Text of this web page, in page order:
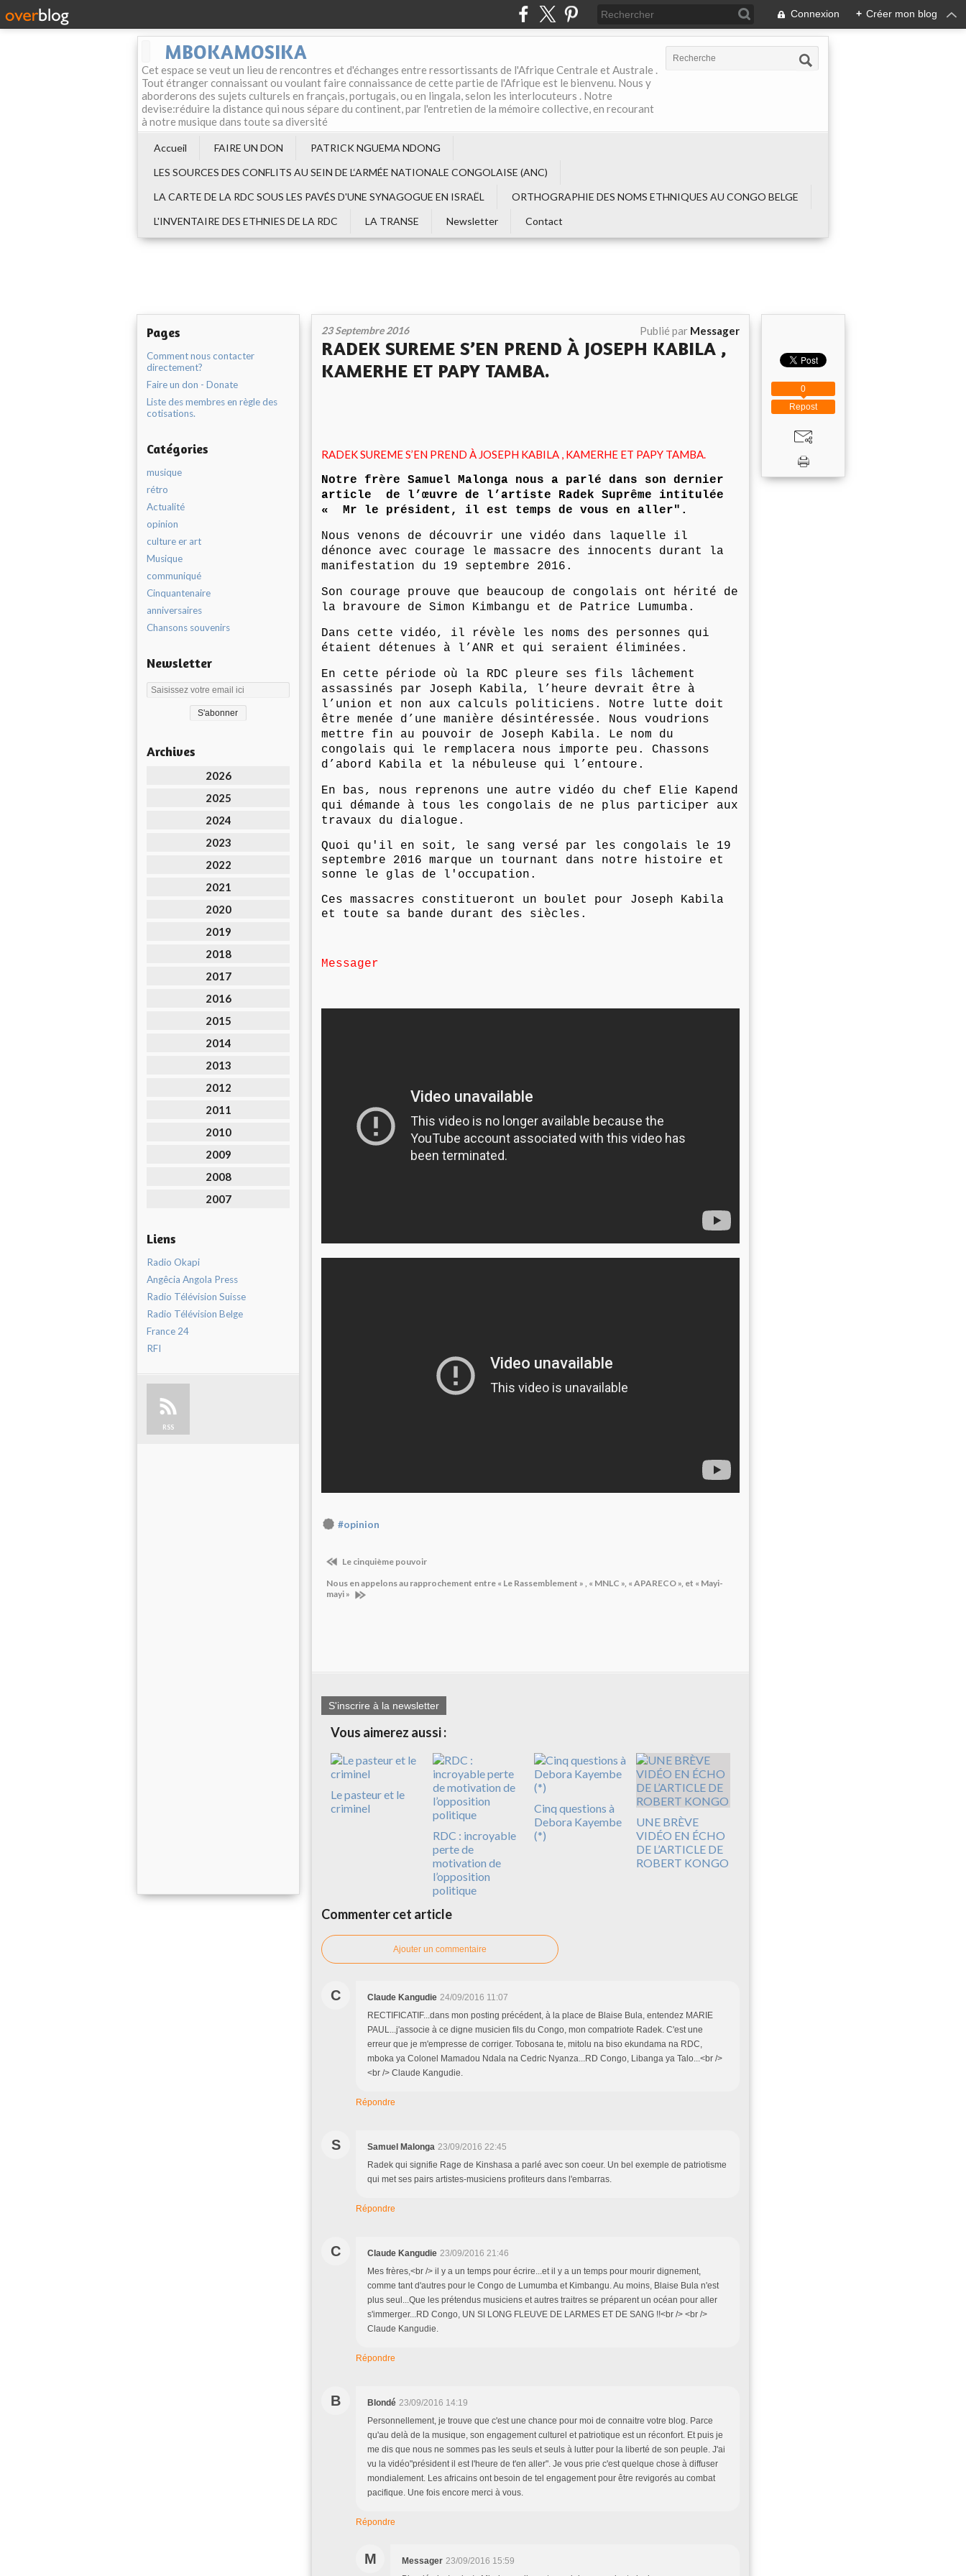
Connexion + Créer mon blog
MBOKAMOSIKA
Cet espace se veut un lieu de rencontres et d'échanges entre ressortissants de l'Afrique Centrale et Australe .
Tout étranger connaissant ou voulant faire connaissance de cette partie de l'Afrique est le bienvenu. Nous y
aborderons des sujets culturels en français, portugais, ou en lingala, selon les interlocuteurs . Notre
devise:réduire la distance qui nous sépare du continent, par l'entretien de la mémoire collective, en recourant
à notre musique dans toute sa diversité
Accueil FAIRE UN DON
PATRICK NGUEMA NDONG
LES SOURCES DES CONFLITS AU SEIN DE L‘ARMÉE NATIONALE CONGOLAISE (ANC)
LA CARTE DE LA RDC SOUS LES PAVÉS D'UNE SYNAGOGUE EN ISRAËL
ORTHOGRAPHIE DES NOMS ETHNIQUES AU CONGO BELGE
L'INVENTAIRE DES ETHNIES DE LA RDC
LA TRANSE Newsletter Contact
Pages
Comment nous contacter
directement?
Faire un don - Donate
Liste des membres en règle des
cotisations.
Catégories
musique
rétro
Actualité
opinion
culture er art
Musique
communiqué
Cinquantenaire
anniversaires
Chansons souvenirs
Newsletter
Archives
2026
2025
2024
2023
2022
2021
2020
2019
2018
2017
2016
2015
2014
2013
2012
2011
2010
2009
2008
2007
Liens
Radio Okapi
Angêcia Angola Press
Radio Télévision Suisse
Radio Télévision Belge
France 24
RFI
RSS
23 Septembre 2016 Publié par Messager
RADEK SUREME S’EN PREND À JOSEPH KABILA ,
KAMERHE ET PAPY TAMBA.
RADEK SUREME S’EN PREND À JOSEPH KABILA , KAMERHE ET PAPY TAMBA.
Notre frère Samuel Malonga nous a parlé dans son dernier
article de l’œuvre de l’artiste Radek Suprême intitulée
« Mr le président, il est temps de vous en aller".
Nous venons de découvrir une vidéo dans laquelle il
dénonce avec courage le massacre des innocents durant la
manifestation du 19 septembre 2016.
Son courage prouve que beaucoup de congolais ont hérité de
la bravoure de Simon Kimbangu et de Patrice Lumumba.
Dans cette vidéo, il révèle les noms des personnes qui
étaient détenues à l’ANR et qui seraient éliminées.
En cette période où la RDC pleure ses fils lâchement
assassinés par Joseph Kabila, l’heure devrait être à
l’union et non aux calculs politiciens. Notre lutte doit
être menée d’une manière désintéressée. Nous voudrions
mettre fin au pouvoir de Joseph Kabila. Le nom du
congolais qui le remplacera nous importe peu. Chassons
d’abord Kabila et la nébuleuse qui l’entoure.
En bas, nous reprenons une autre vidéo du chef Elie Kapend
qui démande à tous les congolais de ne plus participer aux
travaux du dialogue.
Quoi qu'il en soit, le sang versé par les congolais le 19
septembre 2016 marque un tournant dans notre histoire et
sonne le glas de l'occupation.
Ces massacres constitueront un boulet pour Joseph Kabila
et toute sa bande durant des siècles.
Messager
#opinion
Le cinquième pouvoir
Nous en appelons au rapprochement entre « Le Rassemblement » , « MNLC », « APARECO », et « Mayi-
mayi »
S'inscrire à la newsletter
Vous aimerez aussi :
Le pasteur et le
criminel
RDC : incroyable
perte de
motivation de
l’opposition
politique
Cinq questions à
Debora Kayembe
(*)
UNE BRÈVE
VIDÉO EN ÉCHO
DE L’ARTICLE DE
ROBERT KONGO
Commenter cet article
Ajouter un commentaire
C Claude Kangudie 24/09/2016 11:07
RECTIFICATIF...dans mon posting précédent, à la place de Blaise Bula, entendez MARIE
PAUL...j'associe à ce digne musicien fils du Congo, mon compatriote Radek. C'est une
erreur que je m'empresse de corriger. Tobosana te, mitolu na biso ekundama na RDC,
mboka ya Colonel Mamadou Ndala na Cedric Nyanza...RD Congo, Libanga ya Talo...<br />
<br /> Claude Kangudie.
Répondre
S Samuel Malonga 23/09/2016 22:45
Radek qui signifie Rage de Kinshasa a parlé avec son coeur. Un bel exemple de patriotisme
qui met ses pairs artistes-musiciens profiteurs dans l'embarras.
Répondre
C Claude Kangudie 23/09/2016 21:46
Mes frères,<br /> il y a un temps pour écrire...et il y a un temps pour mourir dignement,
comme tant d'autres pour le Congo de Lumumba et Kimbangu. Au moins, Blaise Bula n'est
plus seul...Que les prétendus musiciens et autres traitres se préparent un océan pour aller
s'immerger...RD Congo, UN SI LONG FLEUVE DE LARMES ET DE SANG !!<br /> <br />
Claude Kangudie.
Répondre
B Blondé 23/09/2016 14:19
Personnellement, je trouve que c'est une chance pour moi de connaitre votre blog. Parce
qu'au delà de la musique, son engagement culturel et patriotique est un réconfort. Et puis je
me dis que nous ne sommes pas les seuls et seuls à lutter pour la liberté de son peuple. J'ai
vu la vidéo"président il est l'heure de t'en aller". Je vous prie c'est quelque chose à diffuser
mondialement. Les africains ont besoin de tel engagement pour être revigorés au combat
pacifique. Une fois encore merci à vous.
Répondre
M Messager 23/09/2016 15:59
Repost
0